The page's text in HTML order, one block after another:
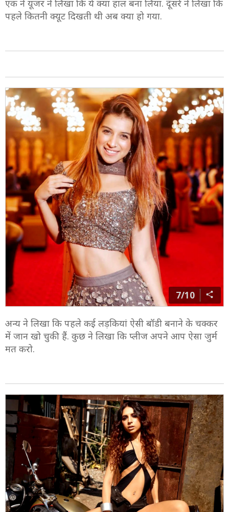
एक ने यूजर ने लिखा कि ये क्या हाल बना लिया. दूसरे ने लिखा कि
पहले कितनी क्यूट दिखती थी अब क्या हो गया.
7/10
अन्य ने लिखा कि पहले कई लड़कियां ऐसी बॉडी बनाने के चक्कर
में जान खो चुकी हैं. कुछ ने लिखा कि प्लीज अपने आप ऐसा जुर्म
मत करो.